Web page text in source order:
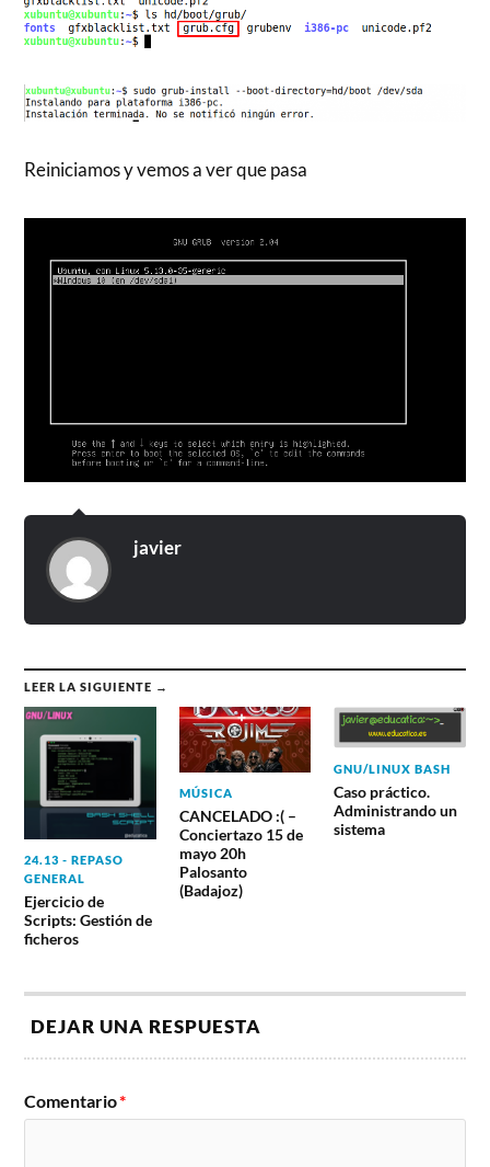
Reiniciamos y vemos a ver que pasa
javier
LEER LA SIGUIENTE →
24.13 - REPASO
GENERAL
Ejercicio de
Scripts: Gestión de
ficheros
MÚSICA
CANCELADO :( –
Conciertazo 15 de
mayo 20h
Palosanto
(Badajoz)
GNU/LINUX BASH
Caso práctico.
Administrando un
sistema
DEJAR UNA RESPUESTA
Comentario*